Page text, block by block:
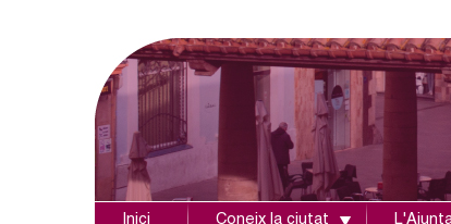
Inici Coneix la ciutat